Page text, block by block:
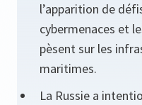
l’apparition de
cybermenaces et
pèsent sur les
maritimes.
La Russie a